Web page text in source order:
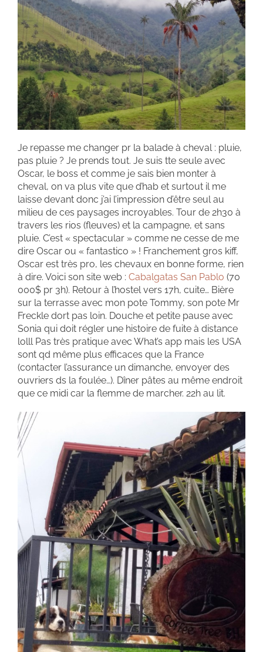
Je repasse me changer pr la balade à cheval : pluie,
pas pluie ? Je prends tout. Je suis tte seule avec
Oscar, le boss et comme je sais bien monter à
cheval, on va plus vite que d’hab et surtout il me
laisse devant donc j’ai l’impression d’être seul au
milieu de ces paysages incroyables. Tour de 2h30 à
travers les rios (fleuves) et la campagne, et sans
pluie. C’est « spectacular » comme ne cesse de me
dire Oscar ou « fantastico » ! Franchement gros kiff,
Oscar est très pro, les chevaux en bonne forme, rien
à dire. Voici son site web : Cabalgatas San Pablo (70
000$ pr 3h). Retour à l’hostel vers 17h, cuite… Bière
sur la terrasse avec mon pote Tommy, son pote Mr
Freckle dort pas loin. Douche et petite pause avec
Sonia qui doit régler une histoire de fuite à distance
lolll Pas très pratique avec What’s app mais les USA
sont qd même plus efficaces que la France
(contacter l’assurance un dimanche, envoyer des
ouvriers ds la foulée…). Dîner pâtes au même endroit
que ce midi car la flemme de marcher. 22h au lit.